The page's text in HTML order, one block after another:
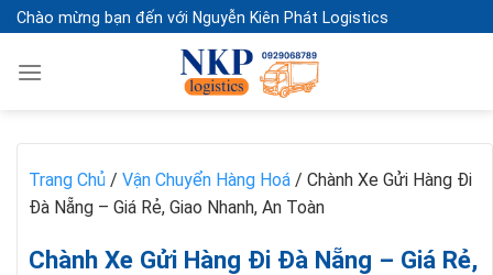
Skip
to
content
Chào mừng bạn đến với Nguyễn Kiên Phát Logistics
Trang Chủ / Vận Chuyển Hàng Hoá / Chành Xe Gửi Hàng Đi
Đà Nẵng – Giá Rẻ, Giao Nhanh, An Toàn
Chành Xe Gửi Hàng Đi Đà Nẵng – Giá Rẻ,